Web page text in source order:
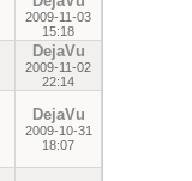
2009-11-03
15:18
DejaVu
2009-11-02
22:14
DejaVu
2009-10-31
18:07